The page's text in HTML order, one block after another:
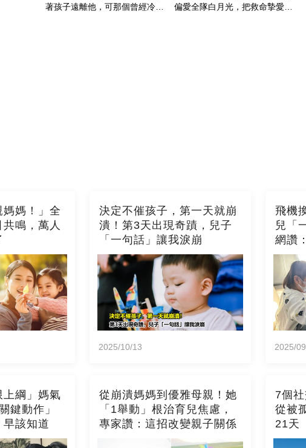
著孩子遠離他，可那個曾經冷漠
偏愛全隊白月光，把救命摯愛當
媽媽！」全
鳴，萬人
決定不催孩子，第一天就崩
潰！第3天出現奇蹟，兒子
「一句話」讓我淚崩
2025/10/13
飛機
兒「
網讚
2025/
上綱」媽氣
鍵動作」
早該知道
從崩潰媽媽到優雅母親！她
「1舉動」根治育兒焦慮，
專家讚：這招改變親子關係
7個
從被
21天